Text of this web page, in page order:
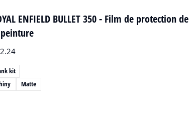
kit
Matte
ENFIELD BULLET 350 - Film de protection de